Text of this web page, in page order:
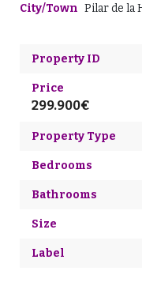
City/Town Pilar de la
Property ID
Price
299.900€
Property Type
Bedrooms
Bathrooms
Size
Label